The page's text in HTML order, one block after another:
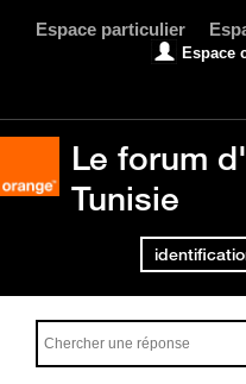
Espace particulier
Espace
Le forum
Tunisie